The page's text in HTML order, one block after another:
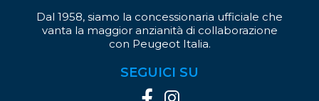
Dal 1958, siamo la concessionaria ufficiale che
vanta la maggior anzianità di collaborazione
con Peugeot Italia.
SEGUICI SU